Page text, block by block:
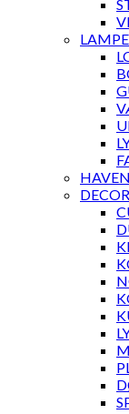
HAVEN
DECOR